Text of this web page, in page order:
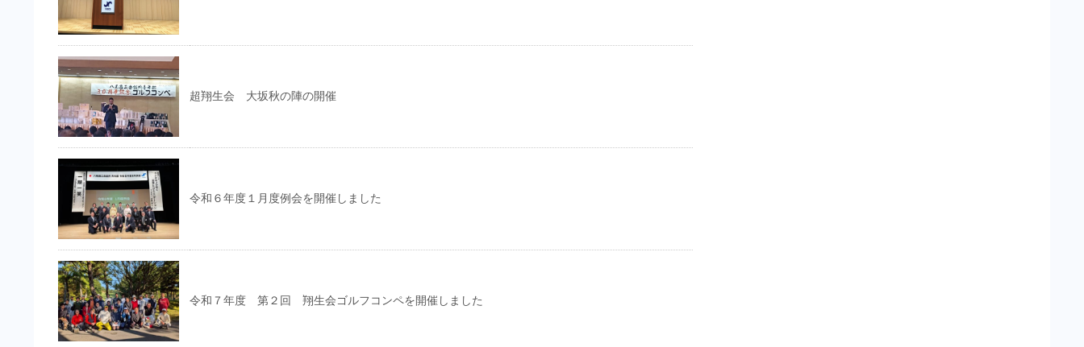
超翔生会 大坂秋の陣の開催
令和６年度１月度例会を開催しました
令和７年度 第２回 翔生会ゴルフコンペを開催しました